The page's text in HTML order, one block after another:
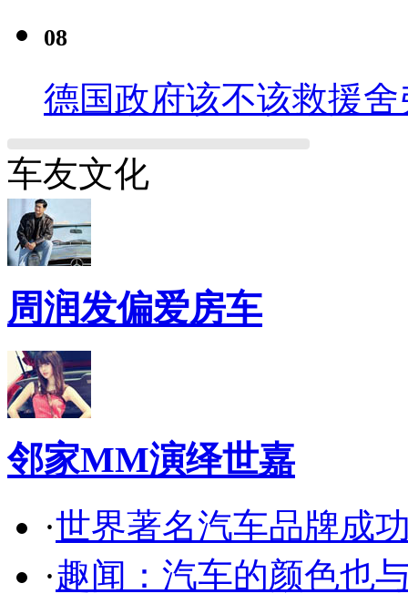
08
德国政府该不该救援舍
车友文化
周润发偏爱房车
邻家MM演绎世嘉
·世界著名汽车品牌成
·趣闻：汽车的颜色也